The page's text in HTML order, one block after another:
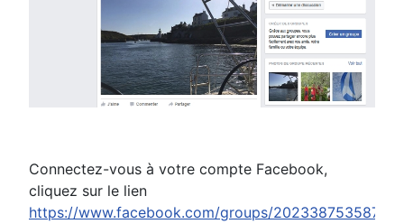
Connectez-vous à votre compte Facebook,
cliquez sur le lien
https://www.facebook.com/groups/